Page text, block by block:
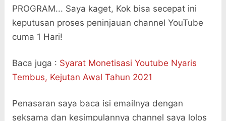
PROGRAM... Saya kaget, Kok bisa secepat ini
keputusan proses peninjauan channel YouTube
cuma 1 Hari!
Baca juga : Syarat Monetisasi Youtube Nyaris
Tembus, Kejutan Awal Tahun 2021
Penasaran saya baca isi emailnya dengan
seksama dan kesimpulannya channel saya lolos